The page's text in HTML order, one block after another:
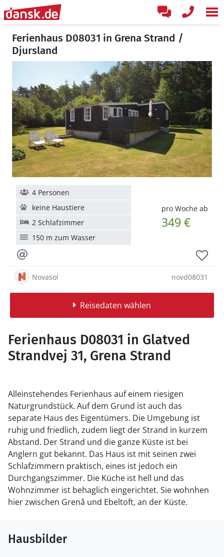
Ferienhaus D08031 in Grena Strand /
Djursland
pro Woche ab
349 €
4 Personen
keine Haustiere
2 Schlafzimmer
150 m zum Wasser
Novasol novd08031
Reisedaten wählen
Ferienhaus D08031 in Glatved
Strandvej 31, Grena Strand
Alleinstehendes Ferienhaus auf einem riesigen
Naturgrundstück. Auf dem Grund ist auch das
separate Haus des Eigentümers. Die Umgebung ist
ruhig und friedlich, zudem liegt der Strand in kurzem
Abstand. Der Strand und die ganze Küste ist bei
Anglern gut bekannt. Das Haus ist mit seinen zwei
Schlafzimmern praktisch, eines ist jedoch ein
Durchgangszimmer. Die Küche ist hell und das
Wohnzimmer ist behaglich eingerichtet. Sie wohnhen
hier zwischen Grenå und Ebeltoft, an der Küste.
Hausbilder